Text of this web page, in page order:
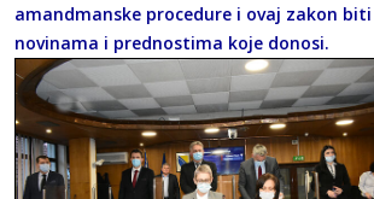
amandmanske procedure i ovaj zakon biti
novinama i prednostima koje donosi.